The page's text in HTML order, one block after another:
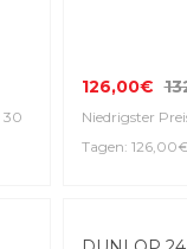
30
126,00€
Niedrigster
Tagen: 126,00€